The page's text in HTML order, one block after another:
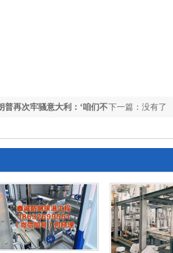
下一篇：没有了
普再次牢骚意大利：‘咱们不